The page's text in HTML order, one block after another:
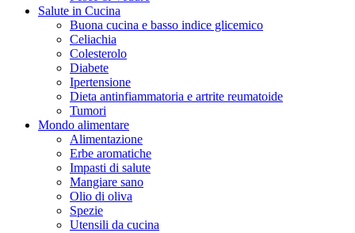
Salute in Cucina
Buona cucina e basso indice glicemico
Celiachia
Colesterolo
Diabete
Ipertensione
Dieta antinfiammatoria e artrite reumatoide
Tumori
Mondo alimentare
Alimentazione
Erbe aromatiche
Impasti di salute
Mangiare sano
Olio di oliva
Spezie
Utensili da cucina